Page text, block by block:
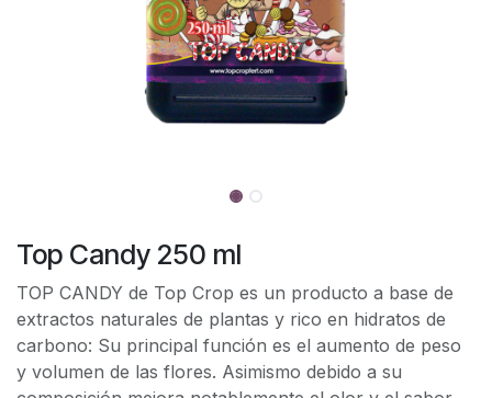
Top Candy 250 ml
TOP CANDY de Top Crop es un producto a base de
extractos naturales de plantas y rico en hidratos de
carbono: Su principal función es el aumento de peso
y volumen de las flores. Asimismo debido a su